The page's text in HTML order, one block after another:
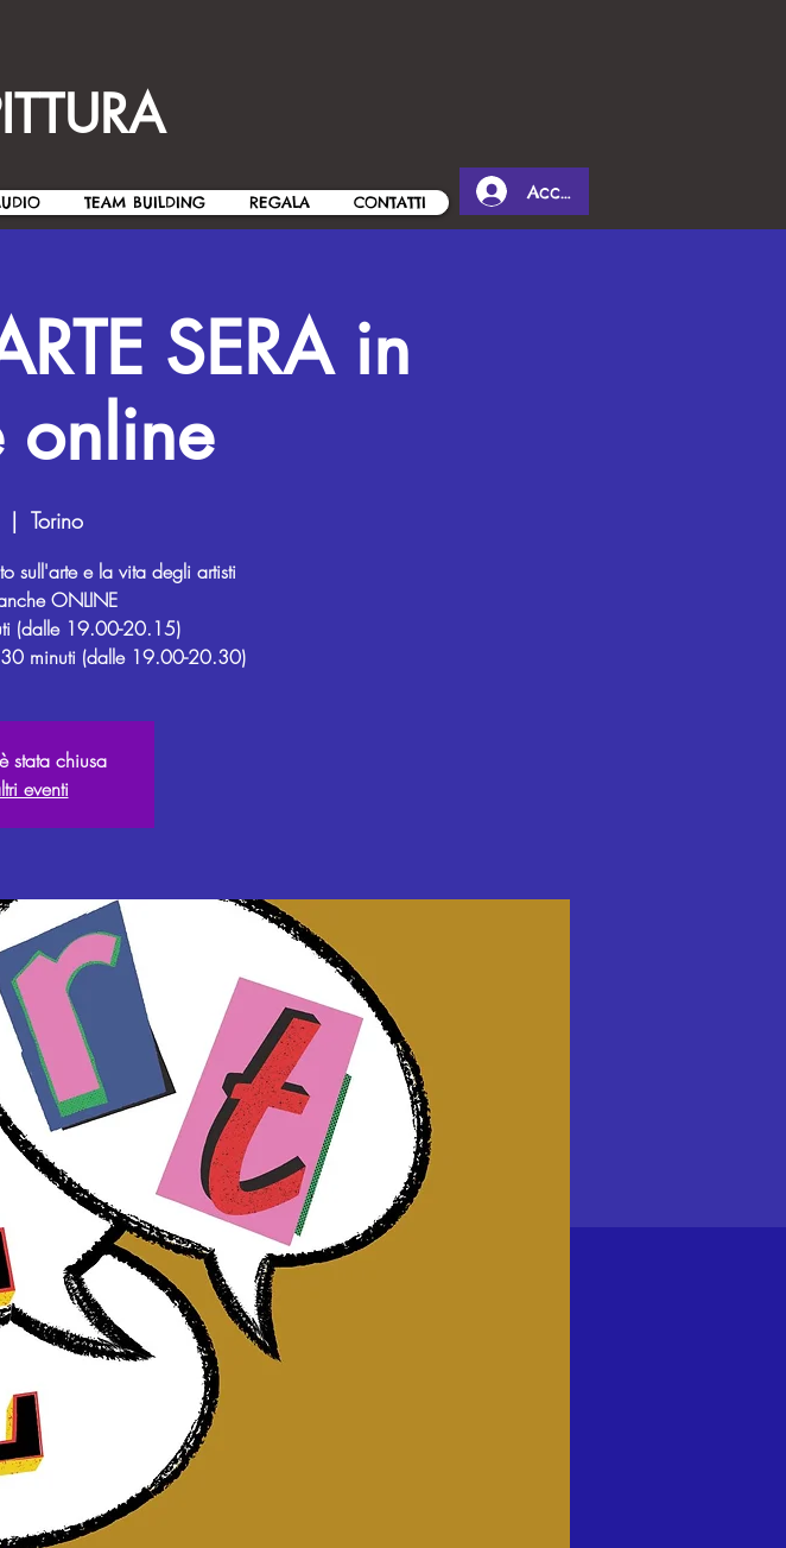
TEAM BUILDING REGALA CONTATTI Accedi
SERA in
online
|
Torino
sull'arte e la vita degli artisti
ONLINE
(dalle 19.00-20.15)
stata chiusa
eventi